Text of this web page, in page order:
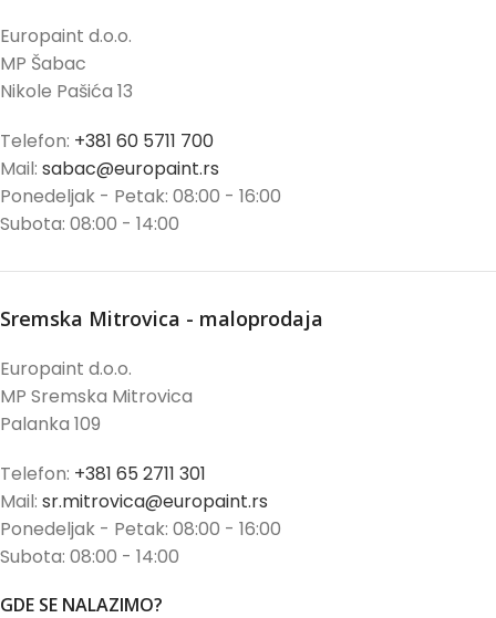
Europaint d.o.o.
MP Šabac
Nikole Pašića 13
Telefon: +381 60 5711 700
Mail: sabac@europaint.rs
Ponedeljak - Petak: 08:00 - 16:00
Subota: 08:00 - 14:00
Sremska Mitrovica - maloprodaja
Europaint d.o.o.
MP Sremska Mitrovica
Palanka 109
Telefon: +381 65 2711 301
Mail: sr.mitrovica@europaint.rs
Ponedeljak - Petak: 08:00 - 16:00
Subota: 08:00 - 14:00
GDE SE NALAZIMO?